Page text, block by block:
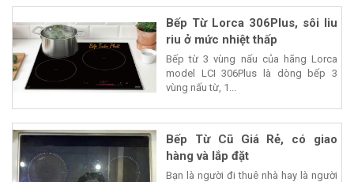
Bếp Từ Lorca 306Plus, sôi liu
riu ở mức nhiệt thấp
Bếp từ 3 vùng nấu của hãng Lorca
model LCI 306Plus là dòng bếp 3
vùng nấu từ, 1...
Bếp Từ Cũ Giá Rẻ, có giao
hàng và lắp đặt
Bạn là người đi thuê nhà hay là người